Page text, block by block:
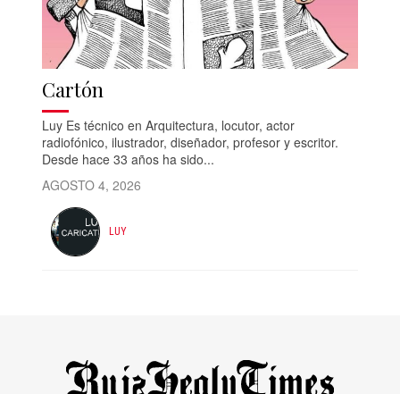
Cartón
Luy Es técnico en Arquitectura, locutor, actor
radiofónico, ilustrador, diseñador, profesor y escritor.
Desde hace 33 años ha sido...
AGOSTO 4, 2026
LUY